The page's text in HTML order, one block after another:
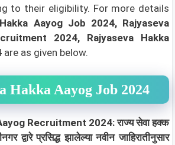
to their eligibility. For more details
Aayog Job 2024, Rajyaseva
2024, Rajyaseva Hakka
are as given below.
Hakka Aayog Job 2024
Recruitment 2024: राज्य सेवा हक्क
द्वारे प्रसिद्ध झालेल्या नवीन जाहिरातीनुसार